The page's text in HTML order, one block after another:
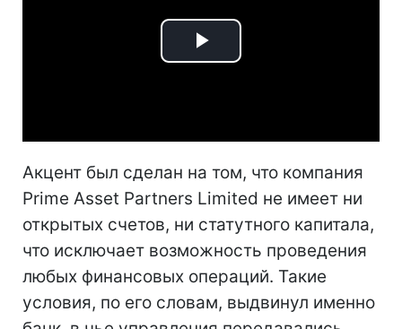
Play
Акцент был сделан на том, что компания
Prime Asset Partners Limited не имеет ни
открытых счетов, ни статутного капитала,
что исключает возможность проведения
любых финансовых операций. Такие
условия, по его словам, выдвинул именно